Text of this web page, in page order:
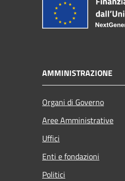
AMMINISTRAZIONE
Organi di Governo
Aree Amministrative
Uffici
Enti e fondazioni
Politici